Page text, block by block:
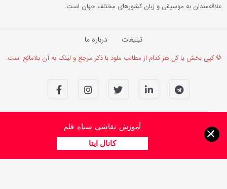
علاقه‌مندان به موسیقی و زبان کشورهای مختلف جهان است.
تبلیغات درباره ما
© کپی بخش یا کل هر کدام از مطالب ملود با ذکر مرجع و لینک به آن بلامانع است.
آموزش نقاشی سیاه قلم
کانال ایتا
×